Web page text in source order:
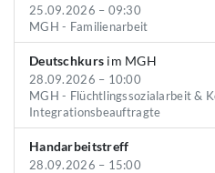
25.09.2026 – 09:30
MGH - Familienarbeit
Deutschkurs im MGH
28.09.2026 – 10:00
MGH - Flüchtlingssozialarbeit &
Integrationsbeauftragte
Handarbeitstreff
28.09.2026 – 15:00